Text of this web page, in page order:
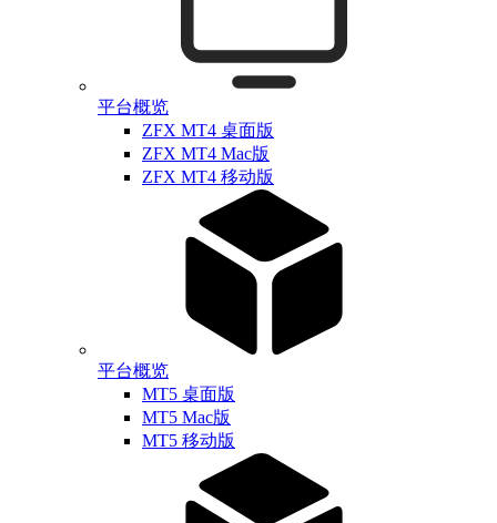
平台概览
ZFX MT4 桌面版
ZFX MT4 Mac版
ZFX MT4 移动版
平台概览
MT5 桌面版
MT5 Mac版
MT5 移动版